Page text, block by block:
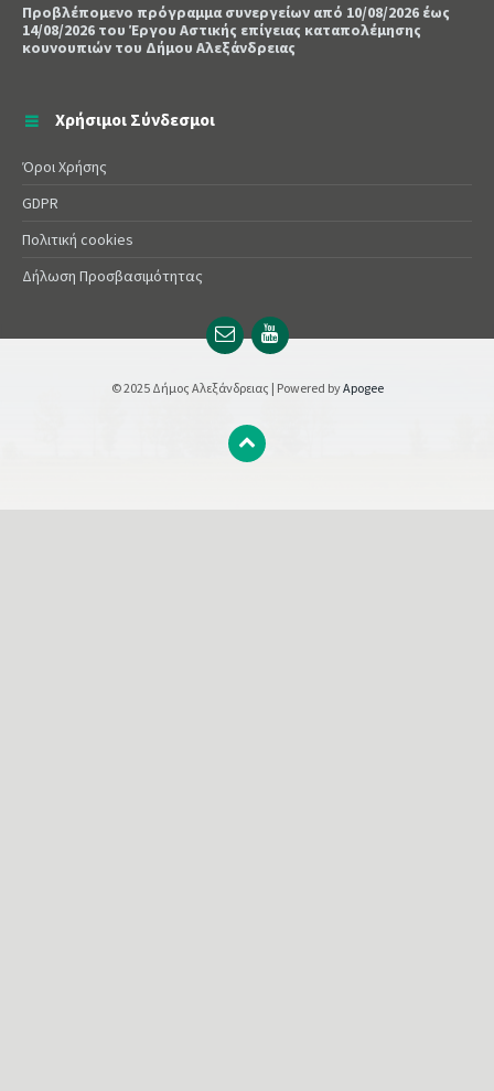
Προβλέπομενο πρόγραμμα συνεργείων από 10/08/2026 έως
14/08/2026 του Έργου Αστικής επίγειας καταπολέμησης
κουνουπιών του Δήμου Αλεξάνδρειας
Χρήσιμοι Σύνδεσμοι
Όροι Χρήσης
GDPR
Πολιτική cookies
Δήλωση Προσβασιμότητας
Email
url
YouTube
url
© 2025 Δήμος Αλεξάνδρειας | Powered byApogee